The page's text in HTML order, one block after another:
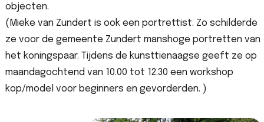
objecten.
(Mieke van Zundert is ook een portrettist. Zo schilderde
ze voor de gemeente Zundert manshoge portretten van
het koningspaar. Tijdens de kunsttienaagse geeft ze op
maandagochtend van 10.00 tot 12.30 een workshop
kop/model voor beginners en gevorderden. )